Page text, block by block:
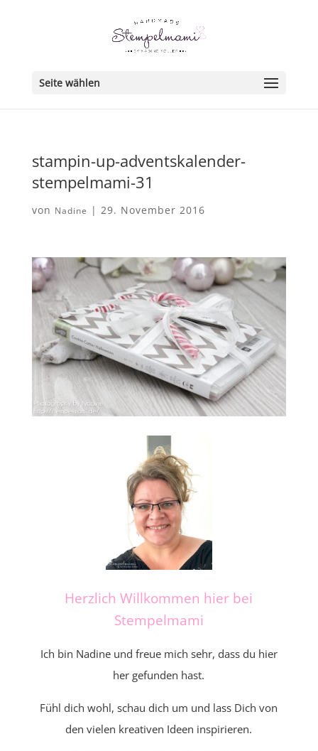
Seite wählen
stampin-up-adventskalender-
stempelmami-31
von Nadine | 29. November 2016
Herzlich Willkommen hier bei
Stempelmami
Ich bin Nadine und freue mich sehr, dass du hier
her gefunden hast.
Fühl dich wohl, schau dich um und lass Dich von
den vielen kreativen Ideen inspirieren.